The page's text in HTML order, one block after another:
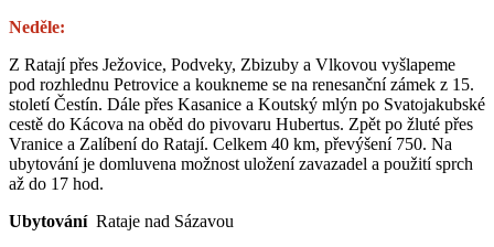
Neděle:
Z Ratají přes Ježovice, Podveky, Zbizuby a Vlkovou vyšlapeme
pod rozhlednu Petrovice a koukneme se na renesanční zámek z 15.
století Čestín. Dále přes Kasanice a Koutský mlýn po Svatojakubské
cestě do Kácova na oběd do pivovaru Hubertus. Zpět po žluté přes
Vranice a Zalíbení do Ratají. Celkem 40 km, převýšení 750. Na
ubytování je domluvena možnost uložení zavazadel a použití sprch
až do 17 hod.
Ubytování Rataje nad Sázavou